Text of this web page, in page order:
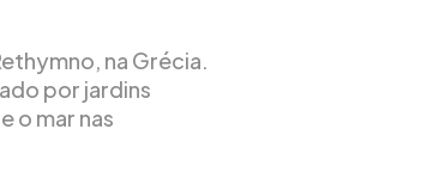
na Grécia.
por jardins
o mar nas